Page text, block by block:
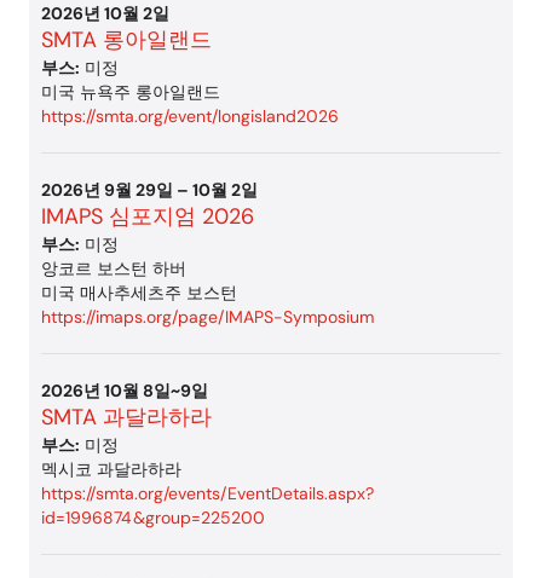
2026년 10월 2일
SMTA 롱아일랜드
부스: 미정
미국 뉴욕주 롱아일랜드
https://smta.org/event/longisland2026
2026년 9월 29일 – 10월 2일
IMAPS 심포지엄 2026
부스: 미정
앙코르 보스턴 하버
미국 매사추세츠주 보스턴
https://imaps.org/page/IMAPS-Symposium
2026년 10월 8일~9일
SMTA 과달라하라
부스: 미정
멕시코 과달라하라
https://smta.org/events/EventDetails.aspx?
id=1996874&group=225200